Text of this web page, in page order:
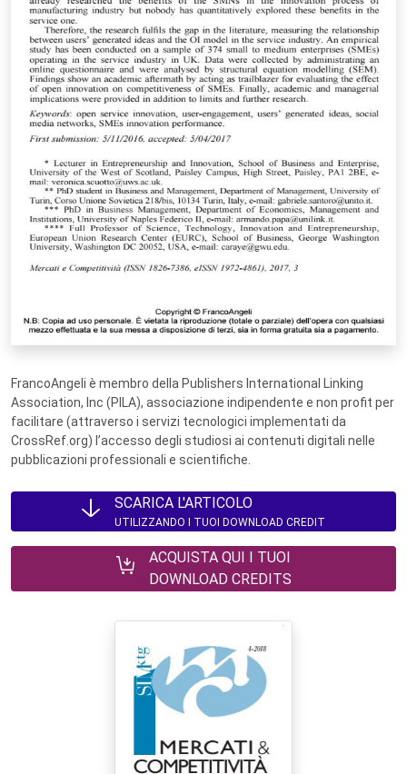
FrancoAngeli è membro della Publishers International Linking
Association, Inc (PILA), associazione indipendente e non profit per
facilitare (attraverso i servizi tecnologici implementati da
CrossRef.org) l’accesso degli studiosi ai contenuti digitali nelle
pubblicazioni professionali e scientifiche.
SCARICA L'ARTICOLO
UTILIZZANDO I TUOI DOWNLOAD CREDIT
ACQUISTA QUI I TUOI
DOWNLOAD CREDITS